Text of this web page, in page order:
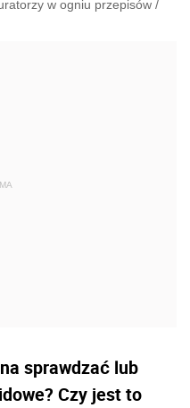
w ogniu przepisów /
sprawdzać lub
Czy jest to